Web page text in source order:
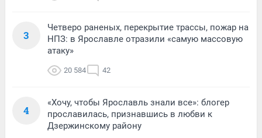
3
Четверо раненых, перекрытие трассы, пожар на
НПЗ: в Ярославле отразили «самую массовую
атаку»
20 584 42
4
«Хочу, чтобы Ярославль знали все»: блогер
прославилась, признавшись в любви к
Дзержинскому району